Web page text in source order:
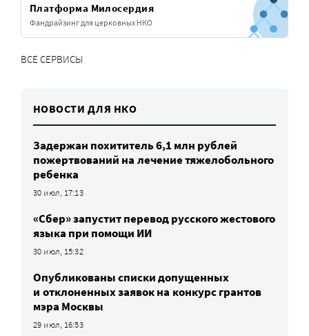
Платформа Милосердия
Фандрайзинг для церковных НКО
ВСЕ СЕРВИСЫ
НОВОСТИ ДЛЯ НКО
Задержан похититель 6,1 млн рублей
пожертвований на лечение тяжелобольного
ребенка
30 июл, 17:13
«Сбер» запустит перевод русского жестового
языка при помощи ИИ
30 июл, 15:32
Опубликованы списки допущенных
и отклоненных заявок на конкурс грантов
мэра Москвы
29 июл, 16:53